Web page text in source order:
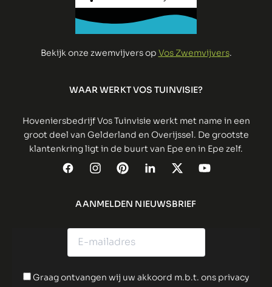
Bekijk onze zwemvijvers op Vos Zwemvijvers.
WAAR WERKT VOS TUINVISIE?
Hoveniersbedrijf Vos Tuinvisie werkt met name in een
groot deel van Gelderland en Overijssel. De grootste
klantenkring ligt in de buurt van Epe en in Epe zelf.
AANMELDEN NIEUWSBRIEF
Graag ontvangen wij uw akkoord m.b.t. ons privacy